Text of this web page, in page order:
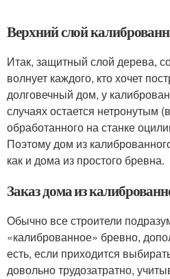
Верхний слой
Итак, защитный слой дерева,
волнует каждого, кто хочет
долговечный дом, у
случаях остается нетронутым
обработанного на станке
Поэтому дом из
как и дома из простого бревна.
Заказ дома из
Обычно все строители
«калиброванное» бревно,
есть, если приходится
довольно трудозатратно,